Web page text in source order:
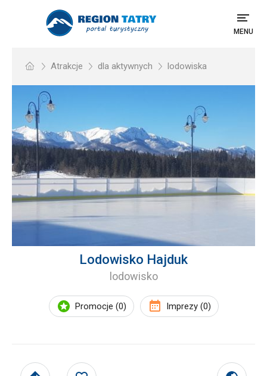
MENU
Atrakcje dla aktywnych lodowiska
Lodowisko Hajduk
lodowisko
Promocje (0) Imprezy (0)